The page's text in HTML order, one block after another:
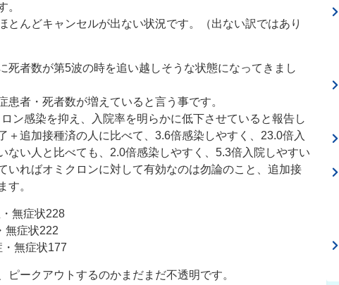
。
んどキャンセルが出ない状況です。（出ない訳ではあり
者数が第5波の時を追い越しそうな状態になってきまし
者・死者数が増えていると言う事です。
ン感染を抑え、入院率を明らかに低下させていると報告し
追加接種済の人に比べて、3.6倍感染しやすく、23.0倍入
い人と比べても、2.0倍感染しやすく、5.3倍入院しやすい
いればオミクロンに対して有効なのは勿論のこと、追加接
す。
無症状228
症状222
無症状177
ークアウトするのかまだまだ不透明です。